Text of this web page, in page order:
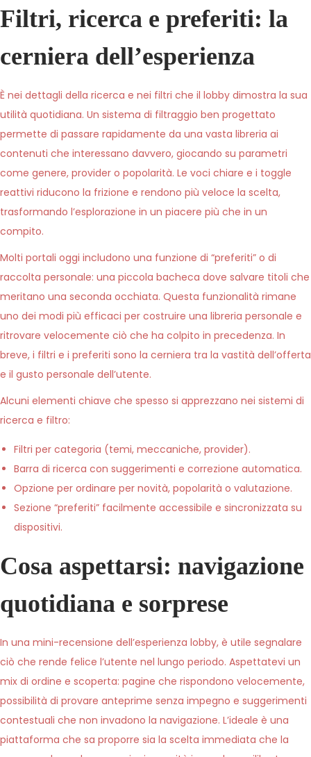
Filtri, ricerca e preferiti: la
cerniera dell’esperienza
È nei dettagli della ricerca e nei filtri che il lobby dimostra la sua
utilità quotidiana. Un sistema di filtraggio ben progettato
permette di passare rapidamente da una vasta libreria ai
contenuti che interessano davvero, giocando su parametri
come genere, provider o popolarità. Le voci chiare e i toggle
reattivi riducono la frizione e rendono più veloce la scelta,
trasformando l’esplorazione in un piacere più che in un
compito.
Molti portali oggi includono una funzione di “preferiti” o di
raccolta personale: una piccola bacheca dove salvare titoli che
meritano una seconda occhiata. Questa funzionalità rimane
uno dei modi più efficaci per costruire una libreria personale e
ritrovare velocemente ciò che ha colpito in precedenza. In
breve, i filtri e i preferiti sono la cerniera tra la vastità dell’offerta
e il gusto personale dell’utente.
Alcuni elementi chiave che spesso si apprezzano nei sistemi di
ricerca e filtro:
Filtri per categoria (temi, meccaniche, provider).
Barra di ricerca con suggerimenti e correzione automatica.
Opzione per ordinare per novità, popolarità o valutazione.
Sezione “preferiti” facilmente accessibile e sincronizzata su
dispositivi.
Cosa aspettarsi: navigazione
quotidiana e sorprese
In una mini-recensione dell’esperienza lobby, è utile segnalare
ciò che rende felice l’utente nel lungo periodo. Aspettatevi un
mix di ordine e scoperta: pagine che rispondono velocemente,
possibilità di provare anteprime senza impegno e suggerimenti
contestuali che non invadono la navigazione. L’ideale è una
piattaforma che sa proporre sia la scelta immediata che la